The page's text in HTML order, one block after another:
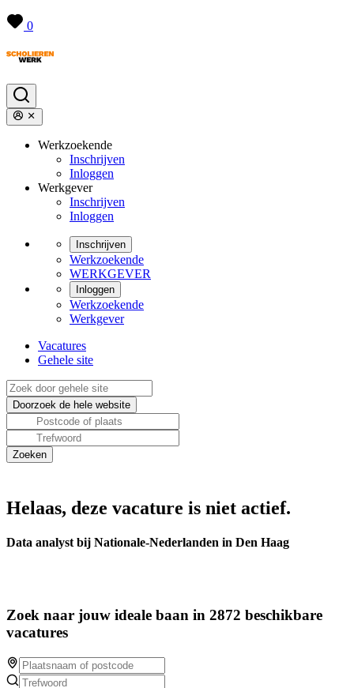
0
Werkzoekende
Inschrijven
Inloggen
Werkgever
Inschrijven
Inloggen
Inschrijven
Werkzoekende
WERKGEVER
Inloggen
Werkzoekende
Werkgever
Vacatures
Gehele site
Helaas, deze vacature is niet actief.
Data analyst bij Nationale-Nederlanden in Den Haag
Zoek naar jouw ideale baan in 2872 beschikbare
vacatures